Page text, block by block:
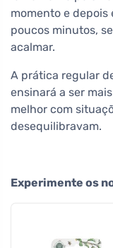
momento e depois
poucos minutos,
acalmar.
A prática regular
ensinará a ser
melhor com
desequilibravam.
Experimente os